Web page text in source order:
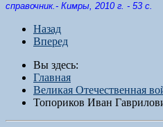
справочник.- Кимры, 2010 г. - 53 с.
Назад
Вперед
Вы здесь:
Главная
Великая Отечественная
Топориков Иван